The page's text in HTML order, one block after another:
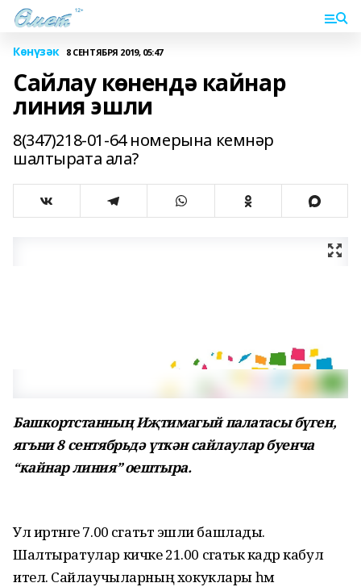
Көнүзәк 8 СЕНТЯБРЯ 2019, 05:47
Сайлау көнендә кайнар
линия эшли
8(347)218-01-64 номерына кемнәр
шалтырата ала?
Башкортстанның Иҗтимагый палатасы бүген,
ягъни 8 сентябрьдә үткән сайлаулар буенча
“кайнар линия” оештыра.
Ул иртәнге 7.00 сәгатьтә эшли башлады.
Шалтыратулар кичке 21.00 сәгатькә кадәр кабул
ителә. Сайлаучыларның хокуклары һәм